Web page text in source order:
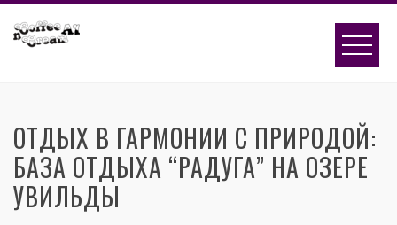
ОТДЫХ В ГАРМОНИИ С ПРИРОДОЙ:
БАЗА ОТДЫХА “РАДУГА” НА ОЗЕРЕ
УВИЛЬДЫ